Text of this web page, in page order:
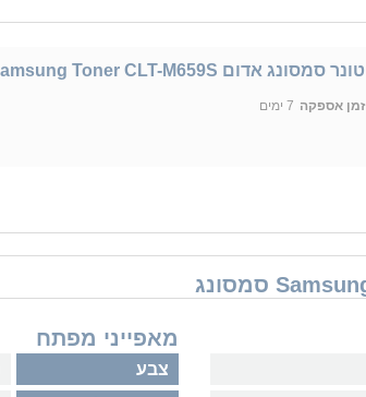
טונר סמסונג אדום Samsung Toner CLT-M659S
זמן אספקה 7 ימים
מאפייני מפתח
צבע